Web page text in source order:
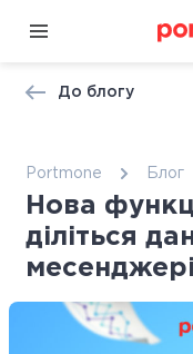
До блогу
Portmone Блог
Нова
діліться
месенджері